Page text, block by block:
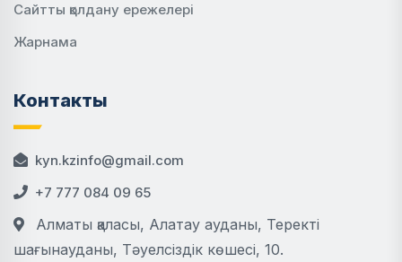
Сайтты қолдану ережелері
Жарнама
Контакты
kyn.kzinfo@gmail.com
+7 777 084 09 65
Алматы қаласы, Алатау ауданы, Теректі
шағынауданы, Тәуелсіздік көшесі, 10.